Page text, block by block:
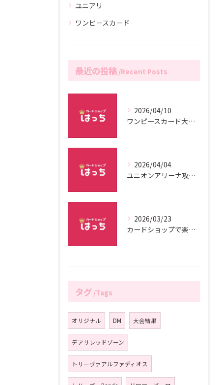
ユニアリ
ワンピースカード
最近の投稿 Recent Posts
2026/04/10
ワンピースカード大会最新開催情報解説
2026/04/04
ユニオンアリーナ攻略の基本戦術解説
2026/03/23
カードショップで楽しむデュエルマスターズ戦略
タグ Tags
オリジナル DM 大会結果
デアリレッドゾーン
トリーヴァアルファディオス